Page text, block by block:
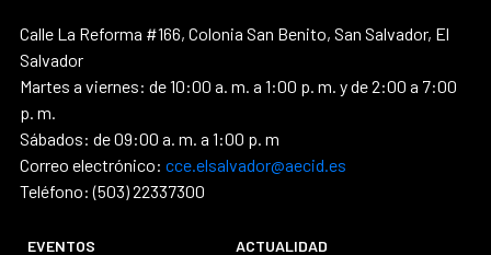
Calle La Reforma #166, Colonia San Benito, San Salvador, El
Salvador
Martes a viernes: de 10:00 a. m. a 1:00 p. m. y de 2:00 a 7:00
p. m.
Sábados: de 09:00 a. m. a 1:00 p. m
Correo electrónico: cce.elsalvador@aecid.es
Teléfono: (503) 22337300
EVENTOS ACTUALIDAD